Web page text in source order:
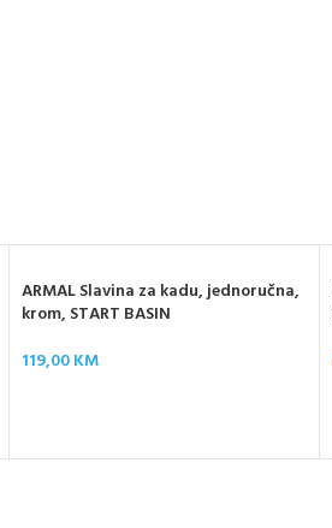
ARMAL Slavina za kadu, jednoručna,
krom, START BASIN
119,00KM